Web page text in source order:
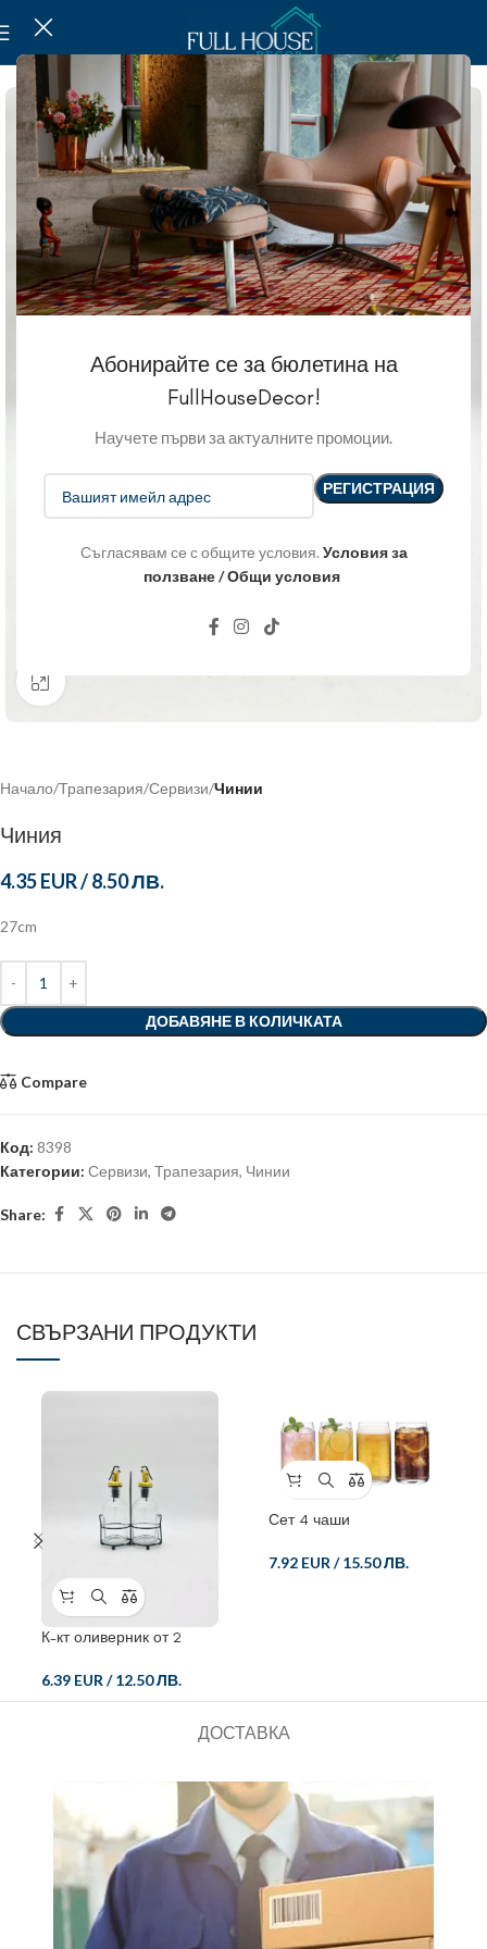
Абонирайте се за бюлетина на
FullHouseDecor!
Научете първи за актуалните промоции.
Съгласявам се с общите условия. Условия за
ползване / Общи условия
Click to enlarge
Начало Трапезария Сервизи Чинии
Чиния
4.35 EUR/8.50 ЛВ.
27cm
ДОБАВЯНЕ В КОЛИЧКАТА
Compare
Код: 8398
Категории: Сервизи, Трапезария, Чинии
Share:
СВЪРЗАНИ ПРОДУКТИ
К-кт оливерник от 2
6.39 EUR/12.50 ЛВ.
Сет 4 чаши
7.92 EUR /15.50 ЛВ.
ДОСТАВКА